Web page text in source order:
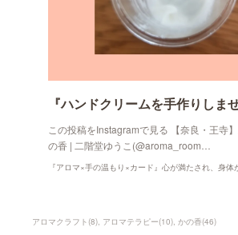
『ハンドクリームを手作りしま
この投稿をInstagramで見る 【奈良・王寺
の香 | 二階堂ゆうこ(@aroma_room…
アロマクラフト (8) アロマテラピー(10) かの香(46)